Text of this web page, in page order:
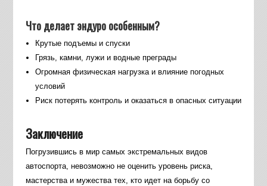
Что делает эндуро особенным?
Крутые подъемы и спуски
Грязь, камни, лужи и водные преграды
Огромная физическая нагрузка и влияние погодных
условий
Риск потерять контроль и оказаться в опасных ситуации
Заключение
Погрузившись в мир самых экстремальных видов
автоспорта, невозможно не оценить уровень риска,
мастерства и мужества тех, кто идет на борьбу со